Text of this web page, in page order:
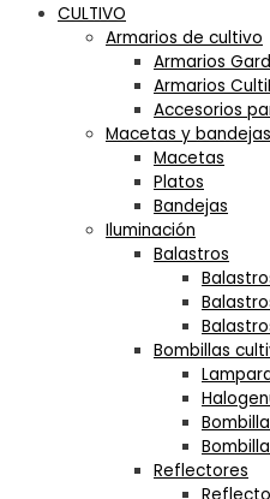
CULTIVO
Armarios de cultivo
Armarios
Armarios
Accesorios
Macetas y bandejas
Macetas
Platos
Bandejas
Iluminación
Balastros
Bombillas
Reflectores